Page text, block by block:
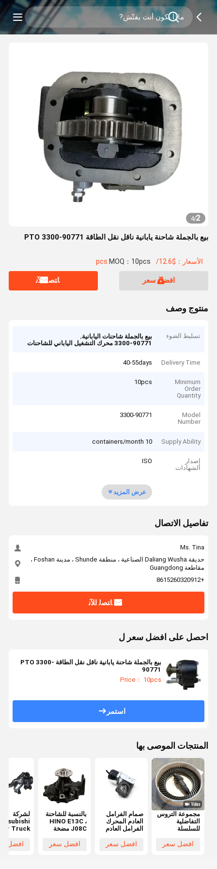
2
/
4
بيع بالجملة شاحنة يابانية ناقل نقل الطاقة PTO 3300-90771
الأسعار：$12.6/pcs MOQ：10pcs
افضل سعر ﺎﺘﺼﻟ ﺍﻶﻧ
منتوج وصف
تسليط الضوء بيع بالجملة شاحنات اليابانية,
3300-90771 محرك التشغيل الياباني للشاحنات
Delivery Time
40-55days
Minimum
Order
Quantity
10pcs
Model
Number
3300-90771
Supply Ability
10 containers/month
إصدار
الشهادات
ISO
عرض المزيد
تفاصيل الاتصال
Ms. Tina
حديقة Daliang Wusha الصناعية ، منطقة Shunde ، مدينة Foshan ،
مقاطعة Guangdong
+8615260320912
ﺎﺘﺼﻟ ﺍﻶﻧ
احصل على افضل سعر ل
بيع بالجملة شاحنة يابانية ناقل نقل الطاقة PTO 3300-
90771
Price： 10pcs
استمر
المنتجات الموصى بها
مجموعة التروس
التفاضلية
للسلسلة
للسلسلة
افضل سعر
صمام الفرامل
العادم المحرك
الفرامل العادم
لـ ISUZU 700P
8-97102372-
افضل سعر
بالنسبة للشاحنة
HINO E13C ،
J08C مضخة
16100-3467
افضل سعر
لشركة
Truck
الموازنة
افضل